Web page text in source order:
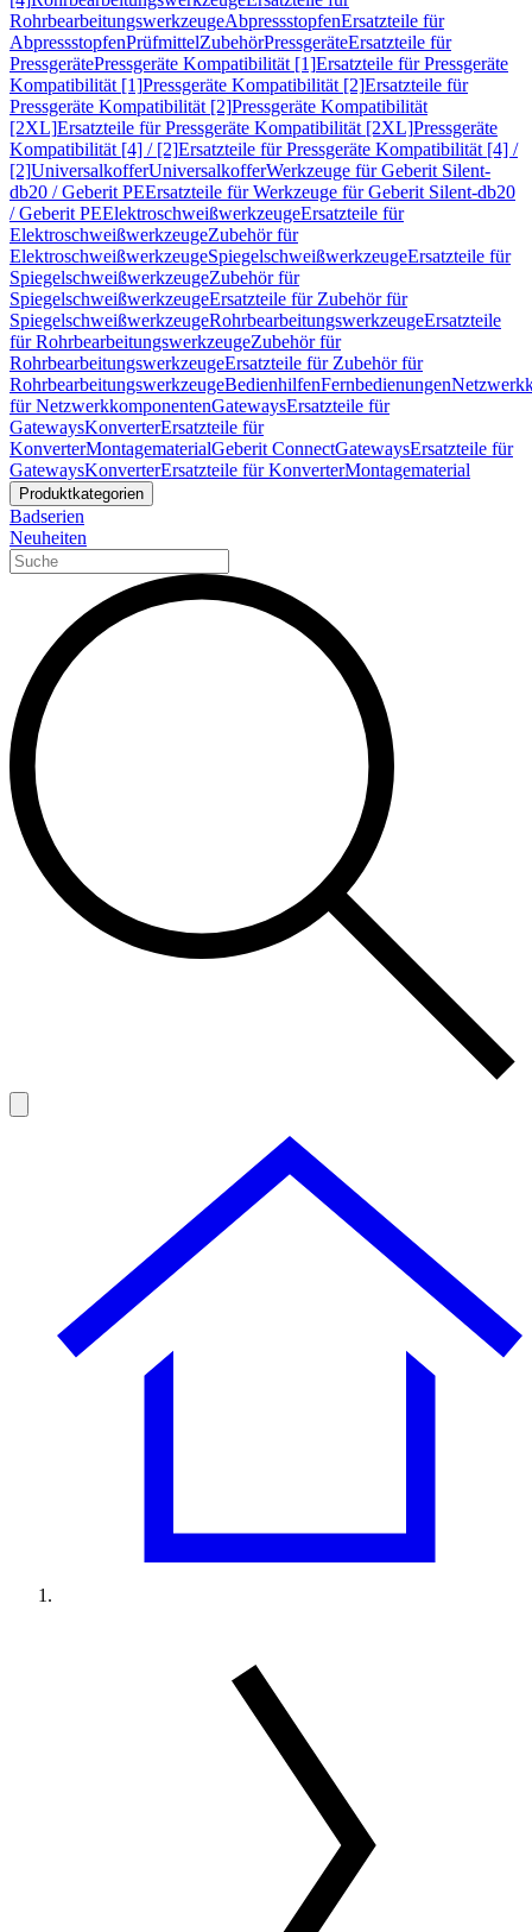
RohrbearbeitungswerkzeugeAbpressstopfenErsatzteile für
AbpressstopfenPrüfmittelZubehörPressgeräteErsatzteile für
PressgerätePressgeräte Kompatibilität [1]Ersatzteile für Pressgeräte
Kompatibilität [1]Pressgeräte Kompatibilität [2]Ersatzteile für
Pressgeräte Kompatibilität [2]Pressgeräte Kompatibilität
[2XL]Ersatzteile für Pressgeräte Kompatibilität [2XL]Pressgeräte
Kompatibilität [4] / [2]Ersatzteile für Pressgeräte Kompatibilität [4] /
[2]UniversalkofferUniversalkofferWerkzeuge für Geberit Silent-
db20 / Geberit PEErsatzteile für Werkzeuge für Geberit Silent-db20
/ Geberit PEElektroschweißwerkzeugeErsatzteile für
ElektroschweißwerkzeugeZubehör für
ElektroschweißwerkzeugeSpiegelschweißwerkzeugeErsatzteile für
SpiegelschweißwerkzeugeZubehör für
SpiegelschweißwerkzeugeErsatzteile für Zubehör für
SpiegelschweißwerkzeugeRohrbearbeitungswerkzeugeErsatzteile
für RohrbearbeitungswerkzeugeZubehör für
RohrbearbeitungswerkzeugeErsatzteile für Zubehör für
RohrbearbeitungswerkzeugeBedienhilfenFernbedienungen
für NetzwerkkomponentenGatewaysErsatzteile für
GatewaysKonverterErsatzteile für
KonverterMontagematerialGeberit ConnectGatewaysErsatzteile für
GatewaysKonverterErsatzteile für KonverterMontagematerial
Produktkategorien
Badserien
Neuheiten